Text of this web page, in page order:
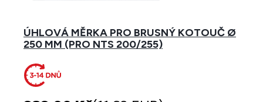
ÚHLOVÁ MĚRKA PRO BRUSNÝ KOTOUČ Ø
250 MM (PRO NTS 200/255)